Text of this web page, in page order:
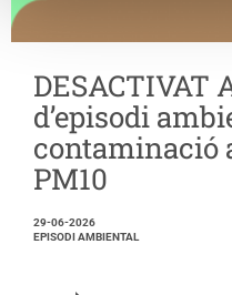
DESACTIVAT
d’episodi
contaminació
PM10
29-06-2026
EPISODI AMBIENTAL